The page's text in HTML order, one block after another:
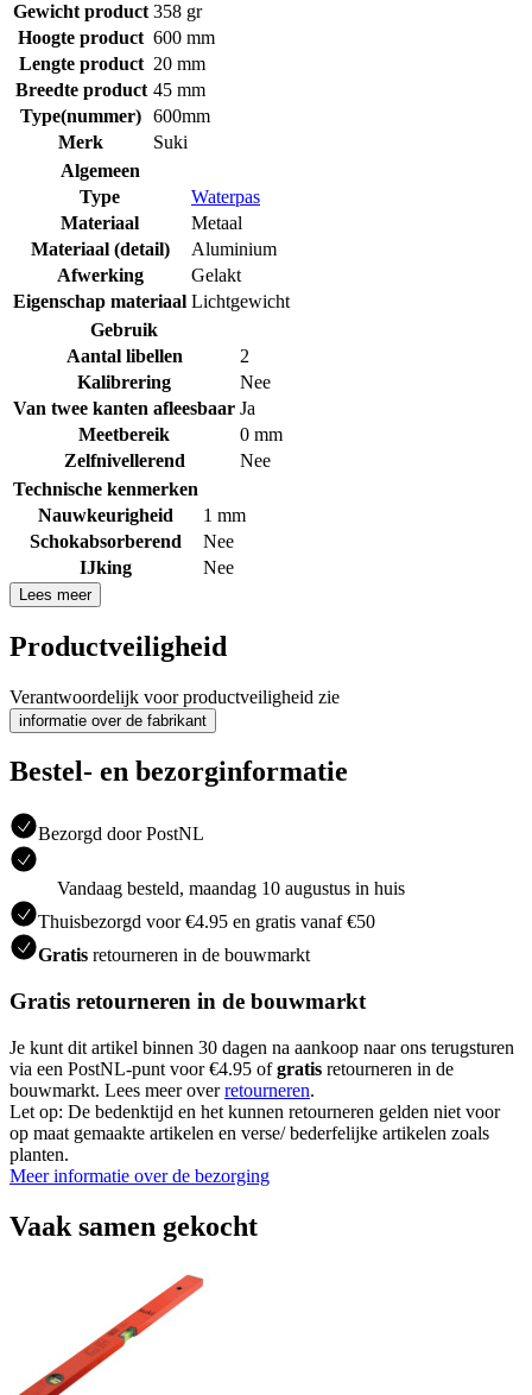
Gewicht product 358 gr
Hoogte product 600 mm
Lengte product 20 mm
Breedte product 45 mm
Type(nummer) 600mm
Merk
Suki
Algemeen
Type
Waterpas
Materiaal
Metaal
Materiaal (detail)
Aluminium
Afwerking
Gelakt
Eigenschap materiaal Lichtgewicht
Gebruik
Aantal libellen
2
Kalibrering
Nee
Van twee kanten afleesbaar Ja
Meetbereik
0 mm
Zelfnivellerend
Nee
Technische kenmerken
Nauwkeurigheid
1 mm
Schokabsorberend
Nee
IJking
Nee
Lees meer
Productveiligheid
Verantwoordelijk voor productveiligheid zie
informatie over de fabrikant
Bestel- en bezorginformatie
Bezorgd door PostNL
Vandaag besteld, maandag 10 augustus in huis
Thuisbezorgd voor €4.95 en gratis vanaf €50
Gratis retourneren in de bouwmarkt
Gratis retourneren in de bouwmarkt
Je kunt dit artikel binnen 30 dagen na aankoop naar ons terugsturen
via een PostNL-punt voor €4.95 ofgratis retourneren in de
bouwmarkt. Lees meer overretourneren.
Let op: De bedenktijd en het kunnen retourneren gelden niet voor
op maat gemaakte artikelen en verse/ bederfelijke artikelen zoals
planten.
Meer informatie over de bezorging
Vaak samen gekocht